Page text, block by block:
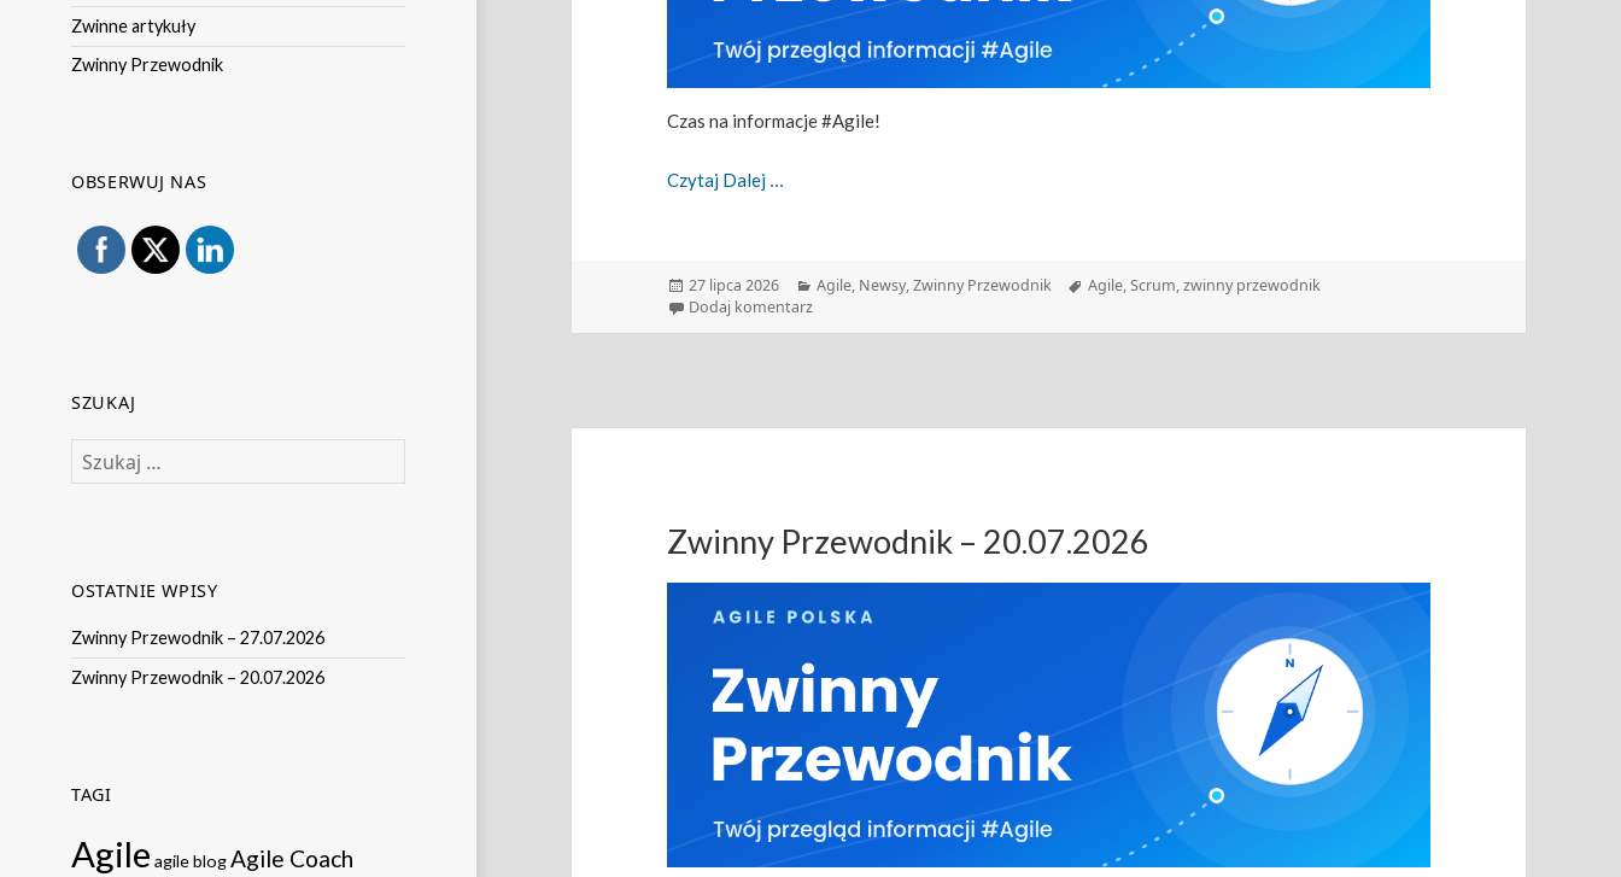
Zwinne artykuły
Zwinny Przewodnik
OBSERWUJ NAS
SZUKAJ
OSTATNIE WPISY
Zwinny Przewodnik – 27.07.2026
Zwinny Przewodnik – 20.07.2026
TAGI
Agile agile blogAgile Coach
Czas na informacje #Agile!
Czytaj Dalej
Data
publikacji
27 lipca 2026 Kategorie
Agile, Newsy,Zwinny Przewodnik Tagi
Agile,Scrum,zwinny przewodnik
Dodaj komentarzdo Zwinny Przewodnik – 27.07.2026
Zwinny Przewodnik – 20.07.2026